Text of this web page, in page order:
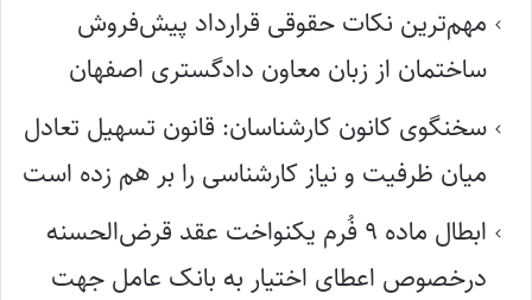
مهم‌ترین نکات حقوقی قرارداد پیش‌فروش
ساختمان از زبان معاون دادگستری اصفهان
سخنگوی کانون کارشناسان: قانون تسهیل تعادل
میان ظرفیت و نیاز کارشناسی را بر هم زده است
ابطال ماده ۹ فُرم یکنواخت عقد قرض‌الحسنه
درخصوص اعطای اختیار به بانک عامل جهت